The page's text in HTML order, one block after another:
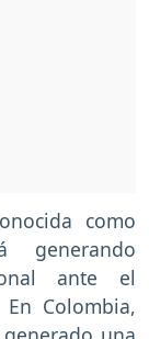
como
ante el
Colombia,